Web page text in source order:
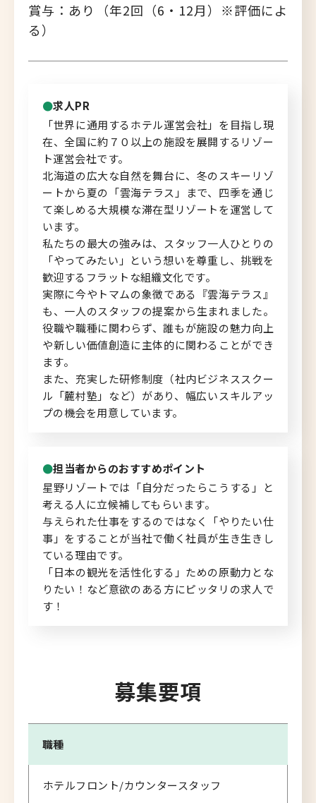
北海道へのU・Iターン向け
キャリアマップ
転職の体験談
転職と年収のハナシ
転職コラム
運営会社について
企業担当者の方へ
お問い合わせ
賞与：あり（年2回（6・12月）※評価によ
る）
求人PR
「世界に通用するホテル運営会社」を目指し現
在、全国に約７０以上の施設を展開するリゾー
ト運営会社です。
北海道の広大な自然を舞台に、冬のスキーリゾ
ートから夏の「雲海テラス」まで、四季を通じ
て楽しめる大規模な滞在型リゾートを運営して
います。
私たちの最大の強みは、スタッフ一人ひとりの
「やってみたい」という想いを尊重し、挑戦を
歓迎するフラットな組織文化です。
実際に今やトマムの象徴である『雲海テラス』
も、一人のスタッフの提案から生まれました。
役職や職種に関わらず、誰もが施設の魅力向上
や新しい価値創造に主体的に関わることができ
ます。
また、充実した研修制度（社内ビジネススクー
ル「麓村塾」など）があり、幅広いスキルアッ
プの機会を用意しています。
担当者からのおすすめポイント
星野リゾートでは「自分だったらこうする」と
考える人に立候補してもらいます。
与えられた仕事をするのではなく「やりたい仕
事」をすることが当社で働く社員が生き生きし
ている理由です。
「日本の観光を活性化する」ための原動力とな
りたい！など意欲のある方にピッタリの求人で
す！
募集要項
職種
ホテルフロント/カウンタースタッフ